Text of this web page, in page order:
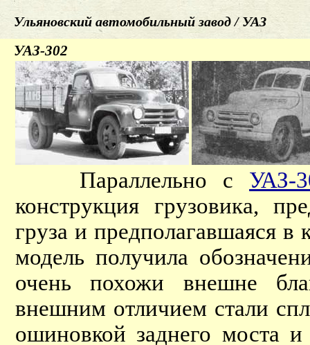
Ульяновский автомобильный завод / УАЗ
УАЗ-302
Параллельно с УАЗ-
конструкция грузовика,
груза и предполагавшаяся в
модель получила
очень похожи внешне
внешним отличием стали
ошиновкой заднего моста